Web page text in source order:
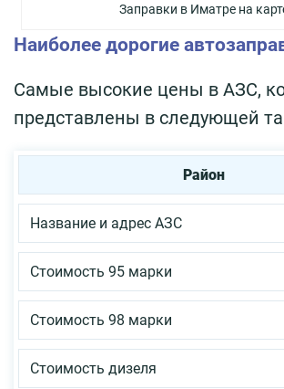
Заправки в Иматре на
Наиболее дорогие
Самые высокие цены в АЗС,
представлены в следующей
Район
Название и адрес АЗС
Стоимость 95 марки
Стоимость 98 марки
Стоимость дизеля